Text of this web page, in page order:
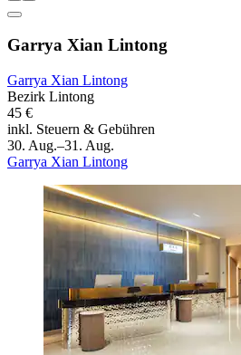
Garrya Xian Lintong
Garrya Xian Lintong
Bezirk Lintong
45 €
inkl. Steuern & Gebühren
30. Aug.–31. Aug.
Garrya Xian Lintong